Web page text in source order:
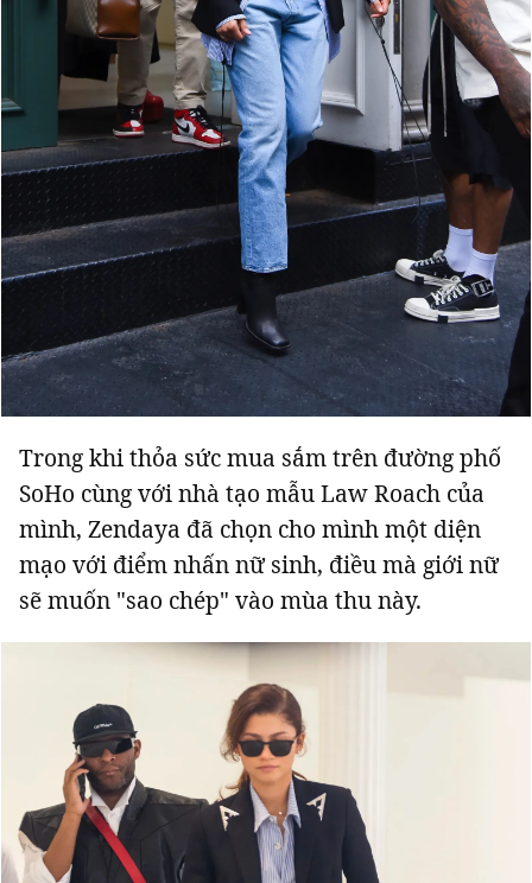
Trong khi thỏa sức mua sắm trên đường phố
SoHo cùng với nhà tạo mẫu Law Roach của
mình, Zendaya đã chọn cho mình một diện
mạo với điểm nhấn nữ sinh, điều mà giới nữ
sẽ muốn "sao chép" vào mùa thu này.